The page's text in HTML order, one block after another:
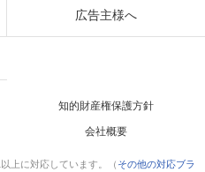
広告主様へ
知的財産権保護方針
会社概要
上に対応しています。（ その他の対応ブラ